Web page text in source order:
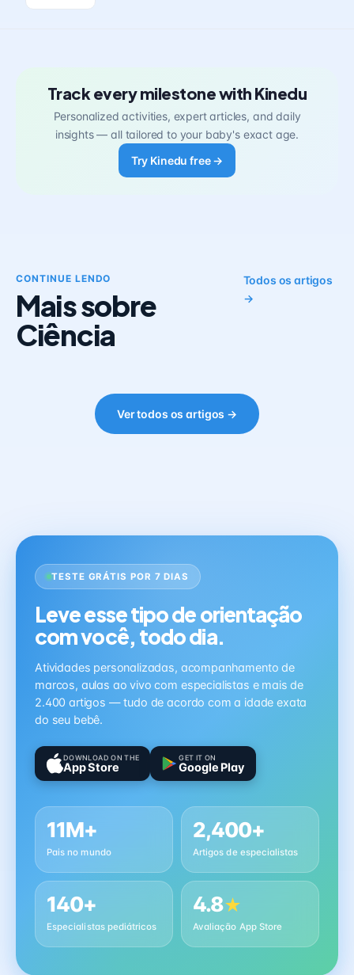
Track every milestone with Kinedu
Personalized activities, expert articles, and daily
insights — all tailored to your baby's exact age.
Try Kinedu free →
CONTINUE LENDO
Mais sobre
Ciência
Todos os artigos
→
Ver todos os artigos →
TESTE GRÁTIS POR 7 DIAS
Leve esse tipo de orientação
com você, todo dia.
Atividades personalizadas, acompanhamento de
marcos, aulas ao vivo com especialistas e mais de
2.400 artigos — tudo de acordo com a idade exata
do seu bebê.
DOWNLOAD ON THE
App Store
GET IT ON
Google Play
11M+
Pais no mundo
2,400+
Artigos de especialistas
140+
Especialistas pediátricos
4.8★
Avaliação App Store